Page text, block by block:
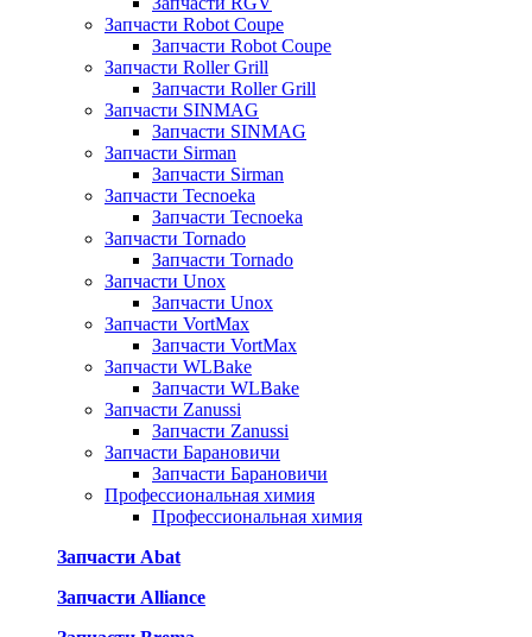
Запчасти Robot Coupe
Запчасти Robot Coupe
Запчасти Roller Grill
Запчасти Roller Grill
Запчасти SINMAG
Запчасти SINMAG
Запчасти Sirman
Запчасти Sirman
Запчасти Tecnoeka
Запчасти Tecnoeka
Запчасти Tornado
Запчасти Tornado
Запчасти Unox
Запчасти Unox
Запчасти VortMax
Запчасти VortMax
Запчасти WLBake
Запчасти WLBake
Запчасти Zanussi
Запчасти Zanussi
Запчасти Барановичи
Запчасти Барановичи
Профессиональная химия
Профессиональная химия
Запчасти Abat
Запчасти Alliance